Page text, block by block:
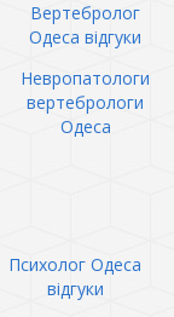
Вертебролог
Одеса відгуки
Невропатологи
вертебрологи
Одеса
Психолог Одеса
відгуки